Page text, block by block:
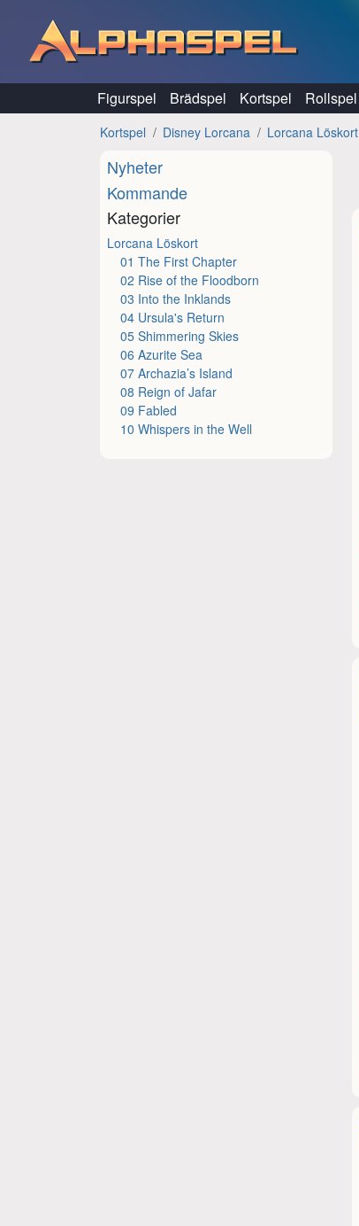
Figurspel Brädspel Kortspel Rollspel
Kortspel Disney Lorcana Lorcana Löskort
Nyheter
Kommande
Kategorier
Lorcana Löskort
01 The First Chapter
02 Rise of the Floodborn
03 Into the Inklands
04 Ursula's Return
05 Shimmering Skies
06 Azurite Sea
07 Archazia’s Island
08 Reign of Jafar
09 Fabled
10 Whispers in the Well